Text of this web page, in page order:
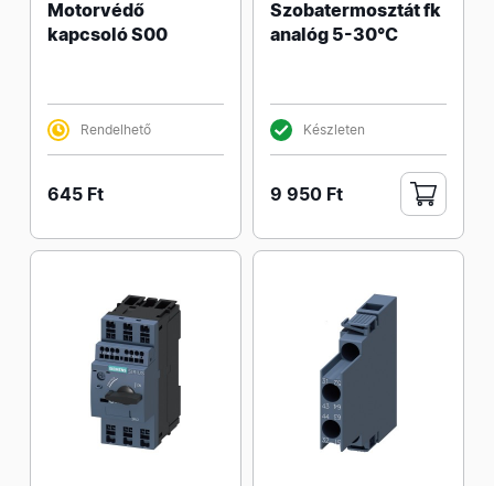
Motorvédő
kapcsoló S00
Rendelhető
645 Ft
Szobatermosztát fk
analóg 5-30°C
Készleten
9 950 Ft